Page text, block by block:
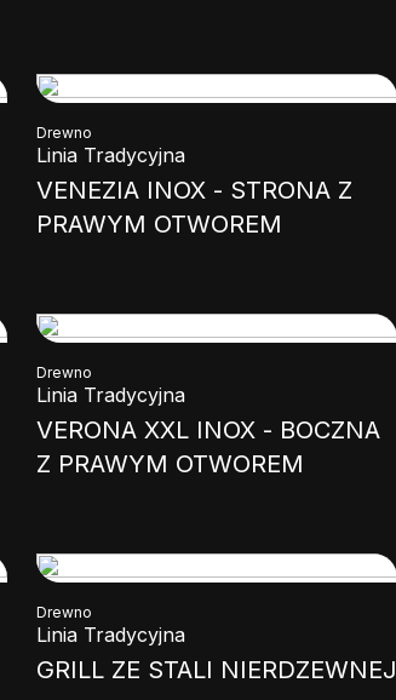
Drewno
Linia Tradycyjna
VENEZIA INOX - STRONA Z
PRAWYM OTWOREM
Drewno
Linia Tradycyjna
VERONA XXL INOX - BOCZNA
Z PRAWYM OTWOREM
Drewno
Linia Tradycyjna
GRILL ZE STALI NIERDZEWNEJ